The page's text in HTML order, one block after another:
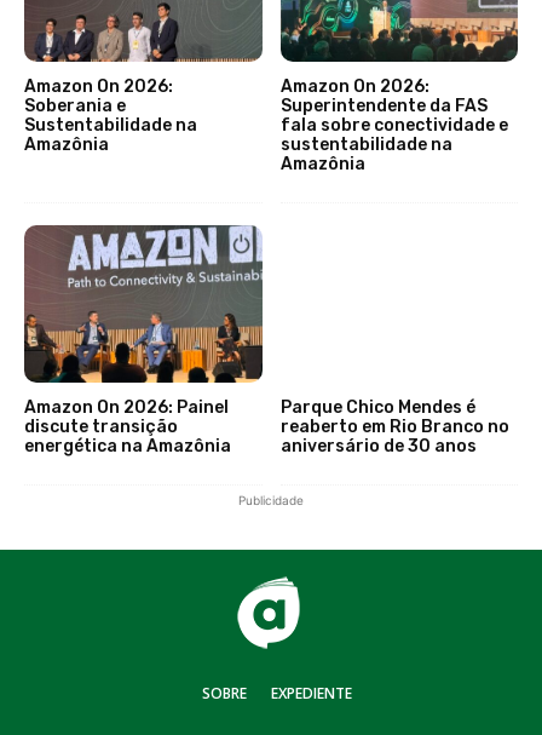
Amazon On 2026:
Soberania e
Sustentabilidade na
Amazônia
Amazon On 2026:
Superintendente da FAS
fala sobre conectividade e
sustentabilidade na
Amazônia
Amazon On 2026: Painel
discute transição
energética na Amazônia
Parque Chico Mendes é
reaberto em Rio Branco no
aniversário de 30 anos
Publicidade
SOBRE EXPEDIENTE